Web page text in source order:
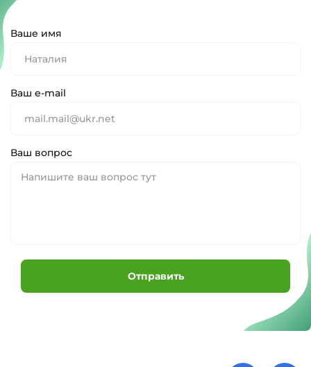
Ваше имя
Ваш e-mail
Ваш вопрос
Отправить